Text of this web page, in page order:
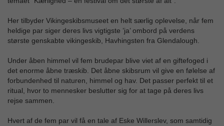
Her tilbyder Vikingeskibsmuseet en helt særlig oplevelse, når fem
heldige par siger deres livs vigtigste ’ja’ ombord på verdens
største genskabte vikingeskib, Havhingsten fra Glendalough.
Under åben himmel vil fem brudepar blive viet af en giftefoged i
det enorme åbne træskib. Det åbne skibsrum vil give en følelse af
forbundenhed til naturen, himmel og hav. Det passer perfekt til et
ritual, hvor to mennesker beslutter sig for at tage på deres livs
rejse sammen.
Hvert af de fem par vil få en tale af Eske Willerslev, som samtidig